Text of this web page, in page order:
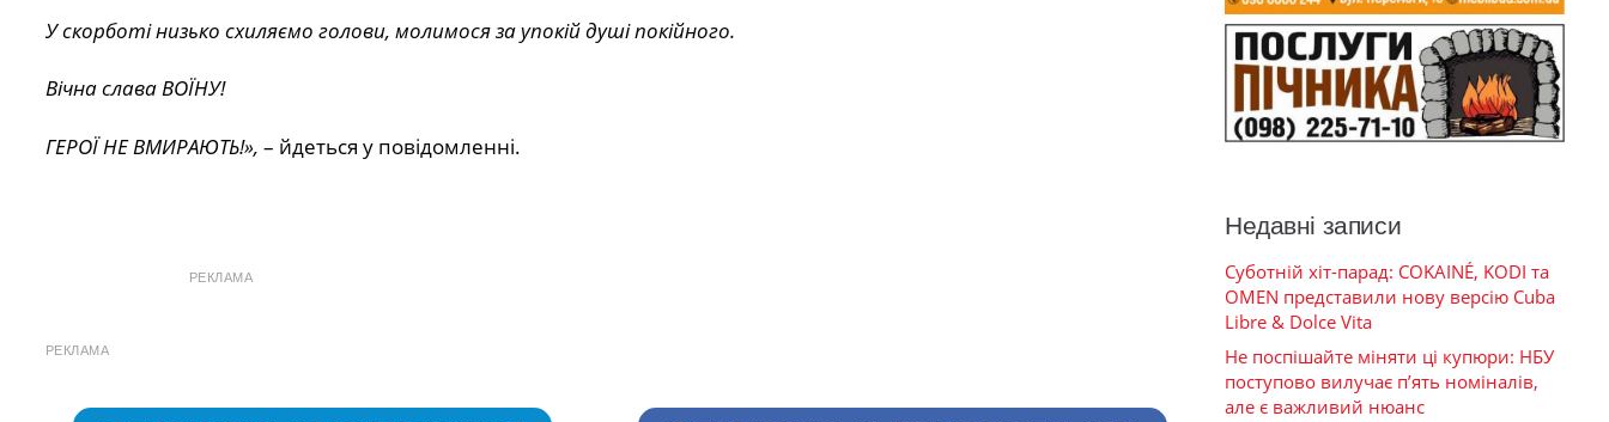
У скорботі низько схиляємо голови, молимося за упокій душі покійного.
Вічна слава ВОЇНУ!
ГЕРОЇ НЕ ВМИРАЮТЬ!», – йдеться у повідомленні.
РЕКЛАМА
РЕКЛАМА
Недавні записи
Суботній хіт-парад: COKAINÉ, KODI та
OMEN представили нову версію Cuba
Libre & Dolce Vita
Не поспішайте міняти ці купюри: НБУ
поступово вилучає п’ять номіналів,
але є важливий нюанс